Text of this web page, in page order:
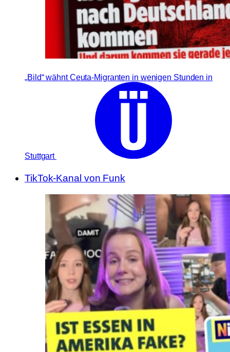
„Bild“ wähnt Ceuta-Migranten in wenigen Stunden in
Stuttgart
TikTok-Kanal von Funk